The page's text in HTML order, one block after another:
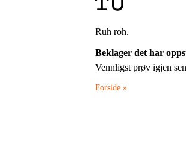
Ruh roh.
Beklager det har
Vennligst prøv igjen
Forside »